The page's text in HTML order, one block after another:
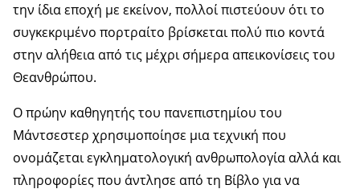
την ίδια εποχή με εκείνον, πολλοί πιστεύουν ότι το
συγκεκριμένο πορτραίτο βρίσκεται πολύ πιο κοντά
στην αλήθεια από τις μέχρι σήμερα απεικονίσεις του
Θεανθρώπου.
Ο πρώην καθηγητής του πανεπιστημίου του
Μάντσεστερ χρησιμοποίησε μια τεχνική που
ονομάζεται εγκληματολογική ανθρωπολογία αλλά και
πληροφορίες που άντλησε από τη Βίβλο για να